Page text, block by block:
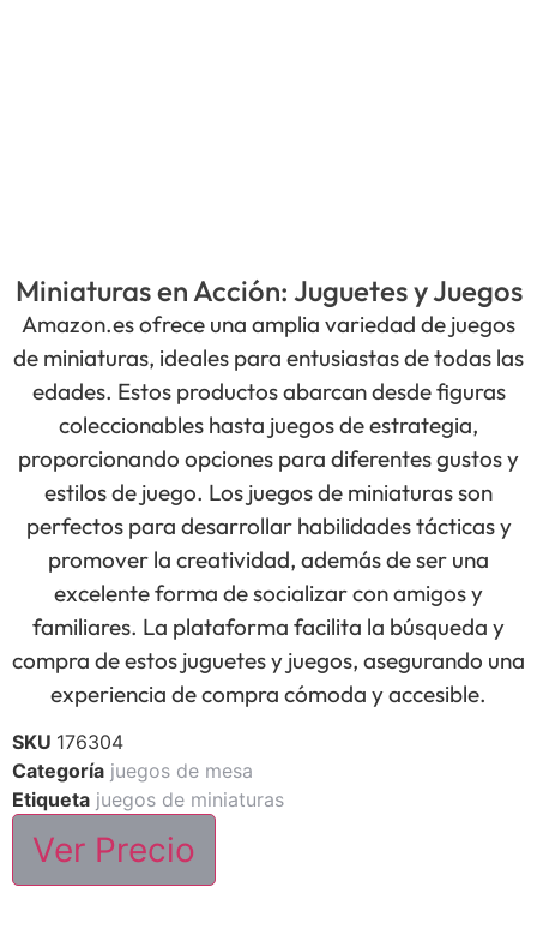
Miniaturas en Acción: Juguetes y Juegos
Amazon.es ofrece una amplia variedad de juegos
de miniaturas, ideales para entusiastas de todas las
edades. Estos productos abarcan desde figuras
coleccionables hasta juegos de estrategia,
proporcionando opciones para diferentes gustos y
estilos de juego. Los juegos de miniaturas son
perfectos para desarrollar habilidades tácticas y
promover la creatividad, además de ser una
excelente forma de socializar con amigos y
familiares. La plataforma facilita la búsqueda y
compra de estos juguetes y juegos, asegurando una
experiencia de compra cómoda y accesible.
SKU 176304
Categoría juegos de mesa
Etiqueta juegos de miniaturas
Ver Precio